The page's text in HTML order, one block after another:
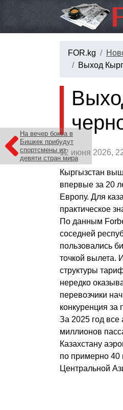
FOR.kg
Выход
На вечер бокса в
Бишкек прибудут
спортсмены из
девяти стран мира
12 июня 2026,
Кыргызстан
впервые за 20
Европу. Для
практическое
По данным
соседней
пользовались
точкой вылета.
структуры
нередко
перевозчики
конкуренция за
За 2025 год
миллионов
Казахстану
по примерно
Центральной